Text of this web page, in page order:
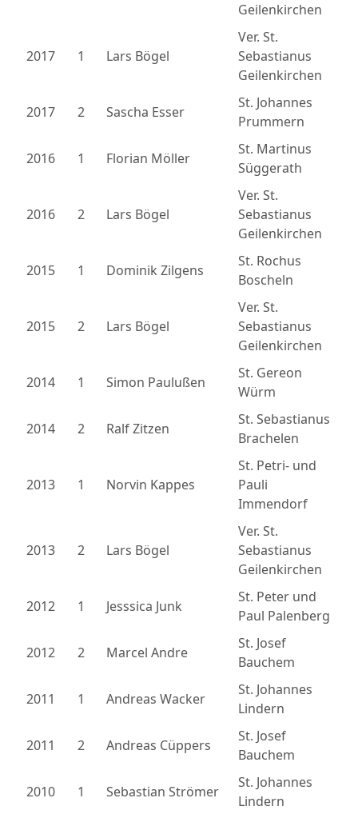
Geilenkirchen
2017 1 Lars Bögel
Ver. St.
Sebastianus
Geilenkirchen
2017 2 Sascha Esser
St. Johannes
Prummern
2016 1 Florian Möller
St. Martinus
Süggerath
2016 2 Lars Bögel
Ver. St.
Sebastianus
Geilenkirchen
2015 1 Dominik Zilgens
St. Rochus
Boscheln
2015 2 Lars Bögel
Ver. St.
Sebastianus
Geilenkirchen
2014 1 Simon Paulußen
St. Gereon
Würm
2014 2 Ralf Zitzen
St. Sebastianus
Brachelen
2013 1 Norvin Kappes
St. Petri- und
Pauli
Immendorf
2013 2 Lars Bögel
Ver. St.
Sebastianus
Geilenkirchen
2012 1 Jesssica Junk
St. Peter und
Paul Palenberg
2012 2 Marcel Andre
St. Josef
Bauchem
2011 1 Andreas Wacker
St. Johannes
Lindern
2011 2 Andreas Cüppers
St. Josef
Bauchem
2010 1 Sebastian Strömer
St. Johannes
Lindern